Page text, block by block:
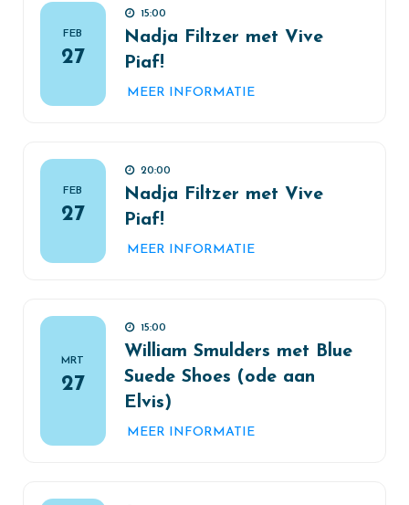
FEB
27
15:00
Nadja Filtzer met Vive
Piaf!
MEER INFORMATIE
FEB
27
20:00
Nadja Filtzer met Vive
Piaf!
MEER INFORMATIE
MRT
27
15:00
William Smulders met Blue
Suede Shoes (ode aan
Elvis)
MEER INFORMATIE